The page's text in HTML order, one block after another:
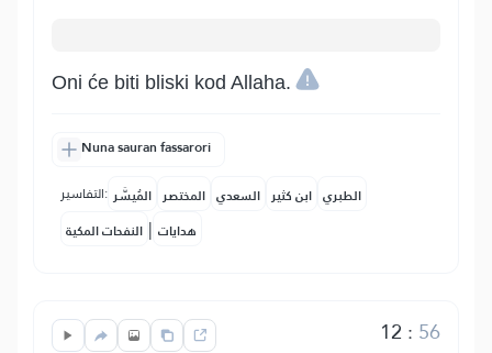
Oni će biti bliski kod Allaha.
Nuna sauran fassarori
التفاسير: المُيسَّر المختصر السعدي ابن كثير الطبري
النفحات المكية | هدايات
12 : 56